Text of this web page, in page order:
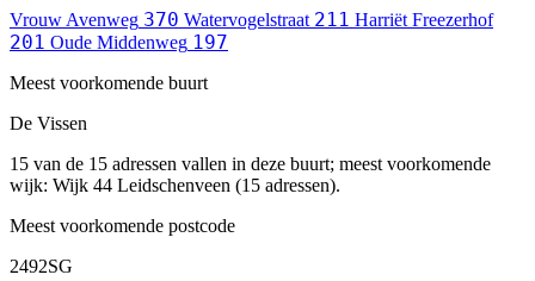
Vrouw Avenweg 370 Watervogelstraat 211 Harriët Freezerhof
201 Oude Middenweg 197
Meest voorkomende buurt
De Vissen
15 van de 15 adressen vallen in deze buurt; meest voorkomende
wijk: Wijk 44 Leidschenveen (15 adressen).
Meest voorkomende postcode
2492SG